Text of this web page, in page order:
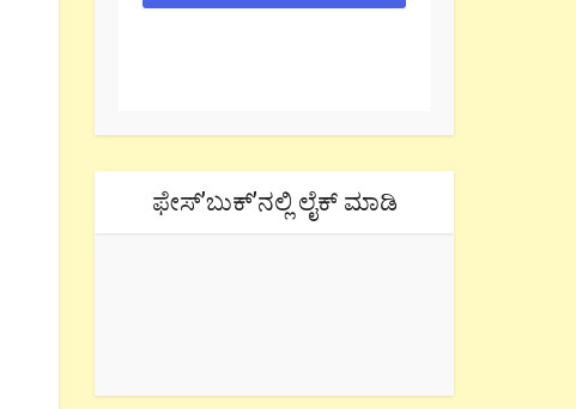
ಫೇಸ್’ಬುಕ್’ನಲ್ಲಿ ಲೈಕ್ ಮಾಡಿ